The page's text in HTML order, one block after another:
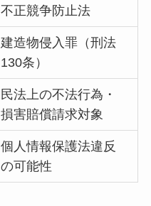
不正競争防止法
建造物侵入罪（刑法
130条）
民法上の不法行為・
損害賠償請求対象
個人情報保護法違反
の可能性